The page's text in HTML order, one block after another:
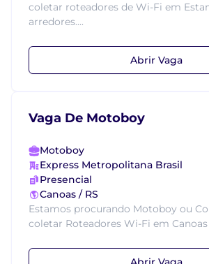
coletar roteadores de Wi-Fi em
arredores....
Abrir Vaga
Vaga De Motoboy
Motoboy
Express Metropolitana Brasil
Presencial
Canoas / RS
Estamos procurando Motoboy ou
coletar Roteadores Wi-Fi em Canoas